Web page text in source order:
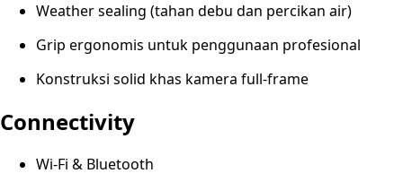
Weather sealing (tahan debu dan percikan air)
Grip ergonomis untuk penggunaan profesional
Konstruksi solid khas kamera full-frame
Connectivity
Wi-Fi & Bluetooth